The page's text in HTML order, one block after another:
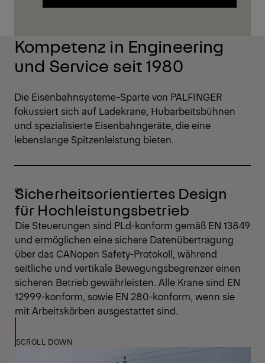
Kompetenz in Engineering
und Service seit 1980
Die Eisenbahnsysteme-Sparte von PALFINGER
fokussiert sich auf Ladekrane, Hubarbeitsbühnen
und spezialisierte Eisenbahngeräte, die eine
lebenslange Spitzenleistung bieten.
Sicherheitsorientiertes Design
für Hochleistungsbetrieb
Die Steuerungen sind PLd-konform gemäß EN 13849
und ermöglichen eine sichere Datenübertragung
über das CANopen Safety-Protokoll, während
seitliche und vertikale Bewegungsbegrenzer einen
sicheren Betrieb gewährleisten. Alle Krane sind EN
12999-konform, sowie EN 280-konform, wenn sie
mit Arbeitskörben ausgestattet sind.
SCROLL DOWN